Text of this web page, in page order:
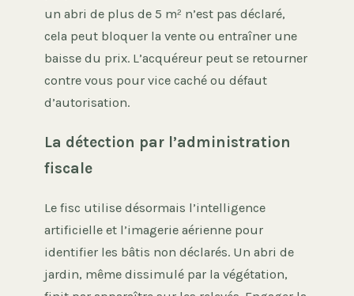
un abri de plus de 5 m² n’est pas déclaré,
cela peut bloquer la vente ou entraîner une
baisse du prix. L’acquéreur peut se retourner
contre vous pour vice caché ou défaut
d’autorisation.
La détection par l’administration
fiscale
Le fisc utilise désormais l’intelligence
artificielle et l’imagerie aérienne pour
identifier les bâtis non déclarés. Un abri de
jardin, même dissimulé par la végétation,